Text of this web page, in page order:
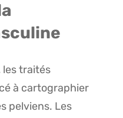
les traités
à cartographier
pelviens. Les